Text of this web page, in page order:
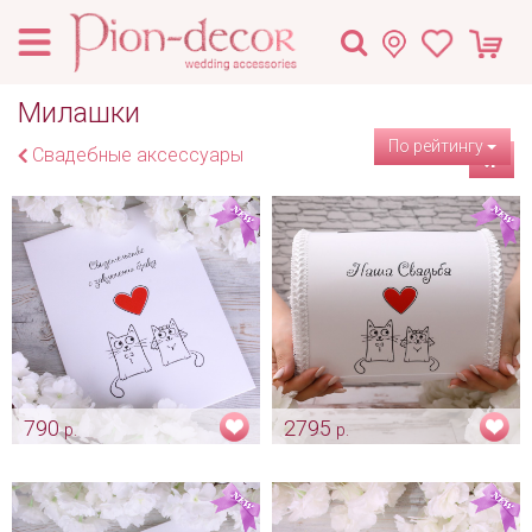
Милашки
Свадебные аксессуары По рейтингу
790р.
Арт: pap_0176
2795 р.
Арт: sun_0094